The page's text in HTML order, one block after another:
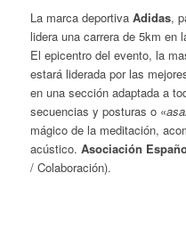
La marca deportiva Adidas,
lidera una carrera de 5km en
El epicentro del evento, la
estará liderada por las
en una sección adaptada a
secuencias y posturas o «
mágico de la meditación,
acústico. Asociación
/ Colaboración).